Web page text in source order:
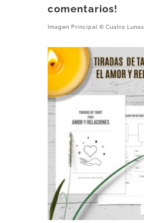
comentarios!
Imagen Principal © Cuatro Lunas